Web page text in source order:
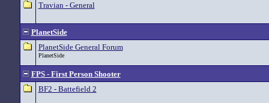
Travian - General
PlanetSide
PlanetSide General Forum
PlanetSide
FPS - First Person Shooter
BF2 - Battefield 2